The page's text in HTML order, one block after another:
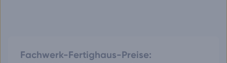
Fachwerk-Fertighaus-Preise: